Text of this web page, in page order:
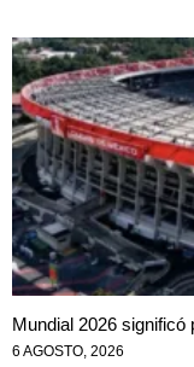
Mundial 2026 significó
6 AGOSTO, 2026